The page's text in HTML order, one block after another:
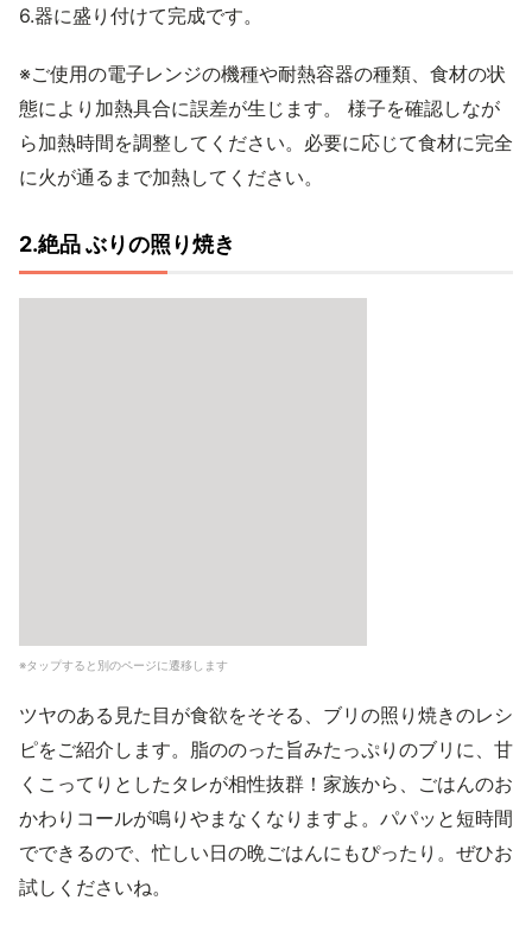
6.器に盛り付けて完成です。
※ご使用の電子レンジの機種や耐熱容器の種類、食材の状
態により加熱具合に誤差が生じます。 様子を確認しなが
ら加熱時間を調整してください。必要に応じて食材に完全
に火が通るまで加熱してください。
2.絶品 ぶりの照り焼き
※タップすると別のページに遷移します
ツヤのある見た目が食欲をそそる、ブリの照り焼きのレシ
ピをご紹介します。脂ののった旨みたっぷりのブリに、甘
くこってりとしたタレが相性抜群！家族から、ごはんのお
かわりコールが鳴りやまなくなりますよ。パパッと短時間
でできるので、忙しい日の晩ごはんにもぴったり。ぜひお
試しくださいね。